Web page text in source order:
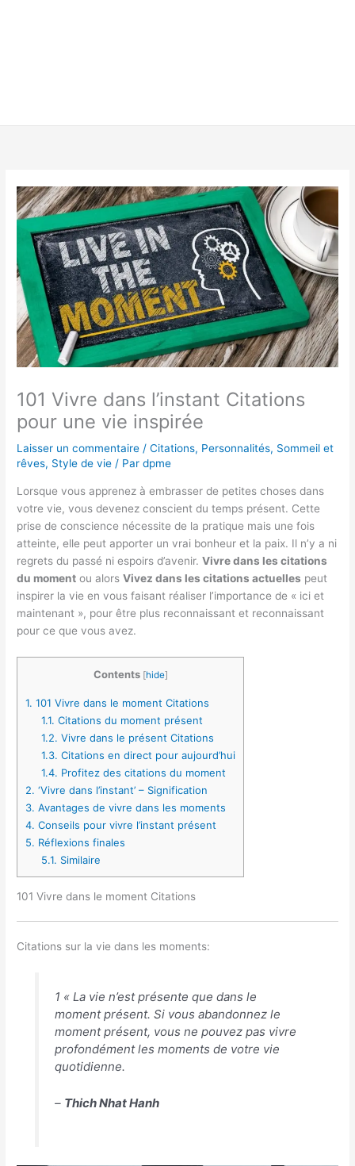
101 Vivre dans l’instant Citations
pour une vie inspirée
Laisser un commentaire /Citations, Personnalités, Sommeil et
rêves, Style de vie / Pardpme
Lorsque vous apprenez à embrasser de petites choses dans
votre vie, vous devenez conscient du temps présent. Cette
prise de conscience nécessite de la pratique mais une fois
atteinte, elle peut apporter un vrai bonheur et la paix. Il n’y a ni
regrets du passé ni espoirs d’avenir.Vivre dans les citations
du moment ou alorsVivez dans les citations actuelles peut
inspirer la vie en vous faisant réaliser l’importance de « ici et
maintenant », pour être plus reconnaissant et reconnaissant
pour ce que vous avez.
Contents [hide]
1. 101 Vivre dans le moment Citations
1.1. Citations du moment présent
1.2. Vivre dans le présent Citations
1.3. Citations en direct pour aujourd’hui
1.4. Profitez des citations du moment
2. ‘Vivre dans l’instant’ – Signification
3. Avantages de vivre dans les moments
4. Conseils pour vivre l’instant présent
5. Réflexions finales
5.1. Similaire
101 Vivre dans le moment Citations
Citations sur la vie dans les moments:
1 « La vie n’est présente que dans le
moment présent. Si vous abandonnez le
moment présent, vous ne pouvez pas vivre
profondément les moments de votre vie
quotidienne.
– Thich Nhat Hanh